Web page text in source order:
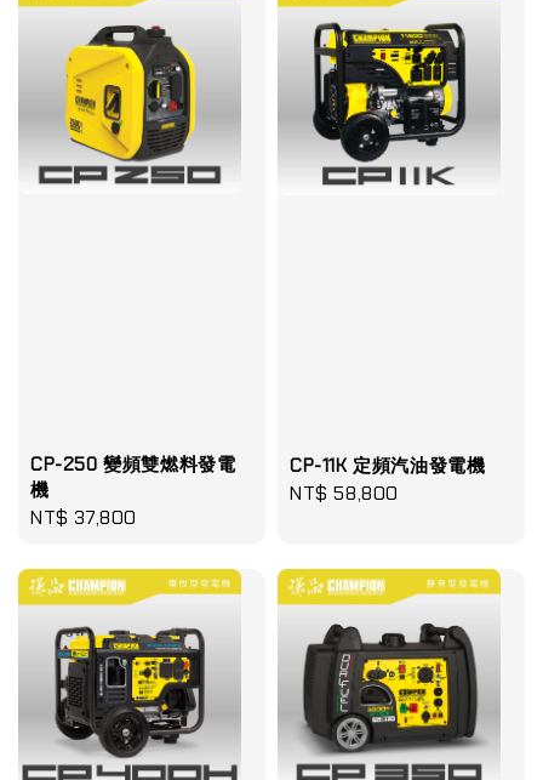
CP-250 變頻雙燃料發電
機
Regular
NT$ 37,800
CP-11K 定頻汽油發電機
Regular
NT$ 58,800